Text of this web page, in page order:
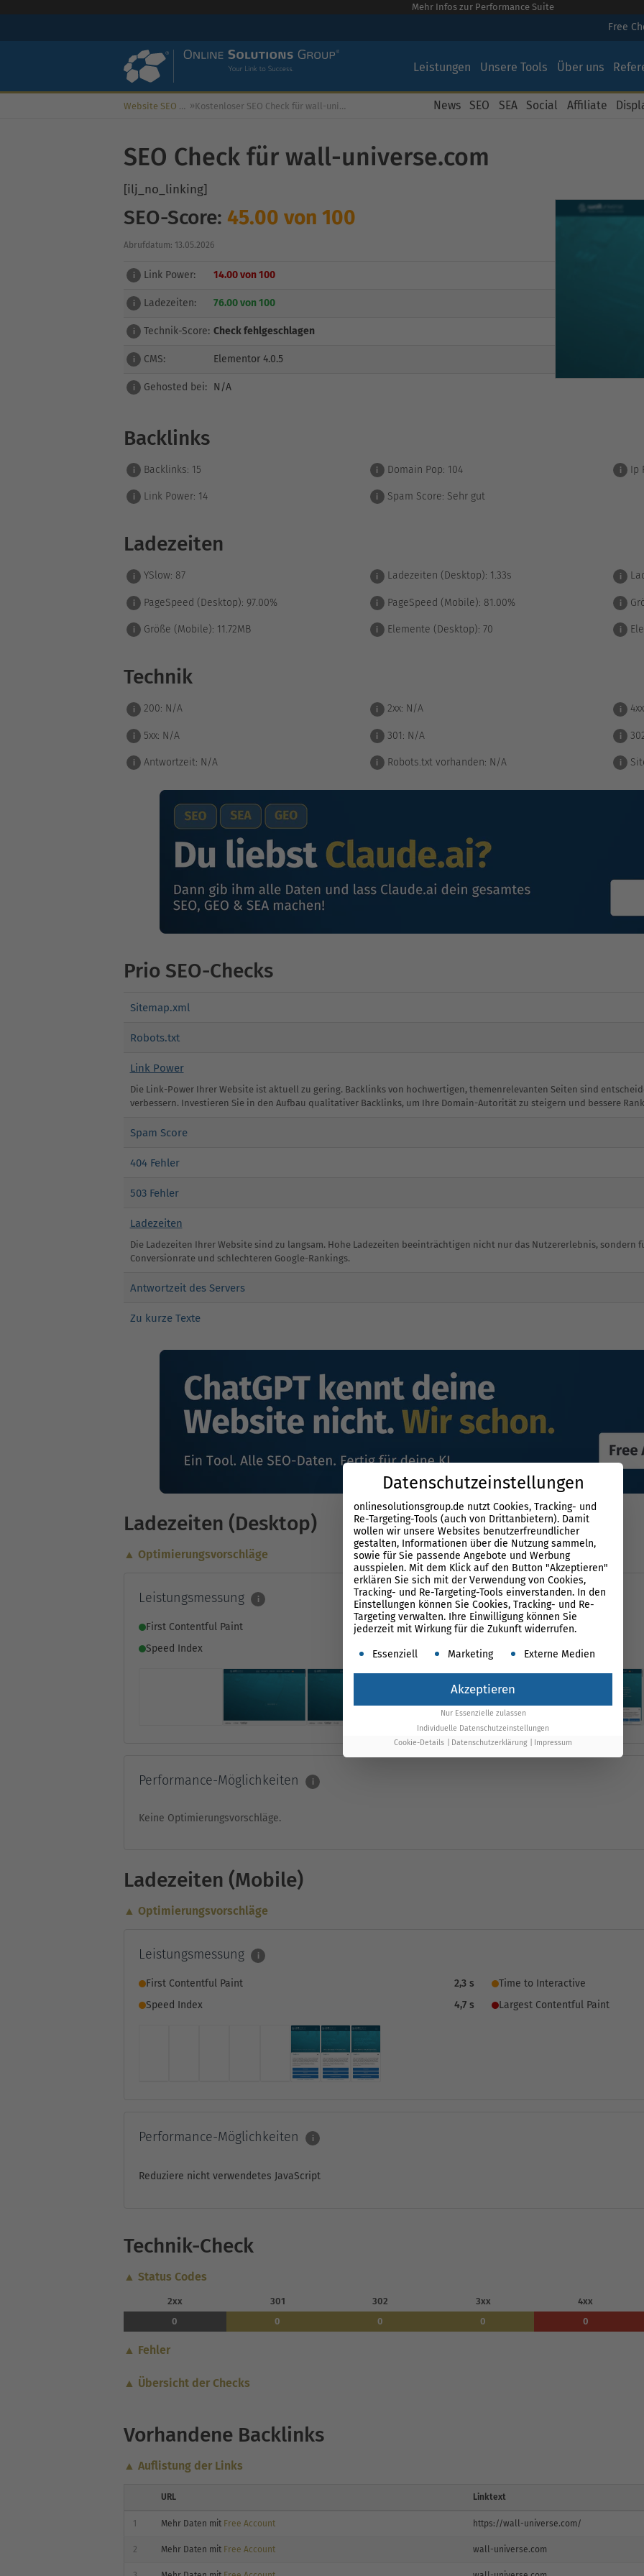
Mehr Infos zur Performance Suite
Free
Leistungen Unsere Tools Über uns
Website SEO Check » Kostenloser SEO Check für wall-universe.com News SEO SEA Social Affiliate
SEO Check für wall-universe.com
[ilj_no_linking]
SEO-Score: 45.00 von 100
Abrufdatum: 13.05.2026
i Link Power: 14.00 von 100
i Ladezeiten: 76.00 von 100
i Technik-Score: Check fehlgeschlagen
i CMS: Elementor 4.0.5
i Gehosted bei: N/A
Backlinks
i Backlinks: 15 i Domain Pop: 104 i Ip
i Link Power: 14 i Spam Score: Sehr gut
Ladezeiten
i YSlow: 87 i Ladezeiten (Desktop): 1.33s i
i PageSpeed (Desktop): 97.00% i PageSpeed (Mobile): 81.00% i
i Größe (Mobile): 11.72MB i Elemente (Desktop): 70 i
Technik
i 200: N/A i 2xx: N/A i
i 5xx: N/A i 301: N/A i
i Antwortzeit: N/A i Robots.txt vorhanden: N/A i
Prio SEO-Checks
Sitemap.xml
Robots.txt
Link Power
Die Link-Power Ihrer Website ist aktuell zu gering. Backlinks von hochwertigen, themenrelevanten Seiten sind
verbessern. Investieren Sie in den Aufbau qualitativer Backlinks, um Ihre Domain-Autorität zu steigern und bessere
Spam Score
404 Fehler
503 Fehler
Ladezeiten
Die Ladezeiten Ihrer Website sind zu langsam. Hohe Ladezeiten beeinträchtigen nicht nur das Nutzererlebnis, sondern
Conversionrate und schlechteren Google-Rankings.
Antwortzeit des Servers
Zu kurze Texte
Ladezeiten (Desktop)
▲ Optimierungsvorschläge
Leistungsmessung i
First Contentful Paint 0,4 s Time to Interactive
Speed Index
1,0 s Largest Contentful Paint
Performance-Möglichkeiten i
Keine Optimierungsvorschläge.
Ladezeiten (Mobile)
▲ Optimierungsvorschläge
Leistungsmessung i
First Contentful Paint 2,3 s Time to Interactive
Speed Index
4,7 s Largest Contentful Paint
Performance-Möglichkeiten i
Reduziere nicht verwendetes JavaScript
Technik-Check
▲ Status Codes
2xx 301 302 3xx 4xx
0
0 0 0 0
▲ Fehler
▲ Übersicht der Checks
Vorhandene Backlinks
▲ Auflistung der Links
URL Linktext
1 Mehr Daten mit Free Account https://wall-universe.com/
2 Mehr Daten mit Free Account wall-universe.com
Datenschutzeinstellungen
onlinesolutionsgroup.de nutzt Cookies, Tracking- und
Re-Targeting-Tools (auch von Drittanbietern). Damit
wollen wir unsere Websites benutzerfreundlicher
gestalten, Informationen über die Nutzung sammeln,
sowie für Sie passende Angebote und Werbung
ausspielen. Mit dem Klick auf den Button "Akzeptieren"
erklären Sie sich mit der Verwendung von Cookies,
Tracking- und Re-Targeting-Tools einverstanden. In den
Einstellungen können Sie Cookies, Tracking- und Re-
Targeting verwalten. Ihre Einwilligung können Sie
jederzeit mit Wirkung für die Zukunft widerrufen.
Es folgt eine Liste der Service-Gruppen, für die
Essenziell Marketing Externe Medien
Akzeptieren
Nur Essenzielle zulassen
Individuelle Datenschutzeinstellungen
Cookie-Details
Datenschutzerklärung Impressum